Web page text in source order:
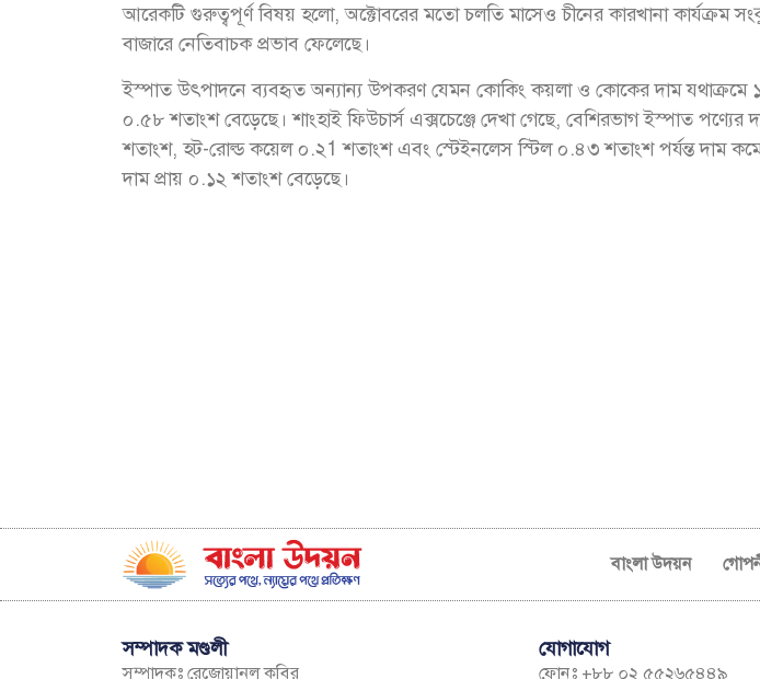
আরেকটি গুরুত্বপূর্ণ বিষয় হলো, অক্টোবরের মতো চলতি মাসেও চীনের কারখানা কার্যক্রম
বাজারে নেতিবাচক প্রভাব ফেলেছে।
ইস্পাত উৎপাদনে ব্যবহৃত অন্যান্য উপকরণ যেমন কোকিং কয়লা ও কোকের দাম
০.৫৮ শতাংশ বেড়েছে। শাংহাই ফিউচার্স এক্সচেঞ্জে দেখা গেছে, বেশিরভাগ ইস্পাত পণ্যের
শতাংশ, হট-রোল্ড কয়েল ০.২1 শতাংশ এবং স্টেইনলেস স্টিল ০.৪৩ শতাংশ পর্যন্ত দাম
দাম প্রায় ০.১২ শতাংশ বেড়েছে।
বাংলা উদয়ন
সম্পাদক মণ্ডলী
সম্পাদকঃ রেজোয়ানুল কবির
যোগাযোগ
ফোনঃ +৮৮ ০২ ৫৫২৬৫৪৪৯